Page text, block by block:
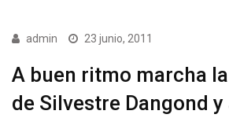
admin 23 junio, 2011
A buen ritmo marcha
de Silvestre Dangond